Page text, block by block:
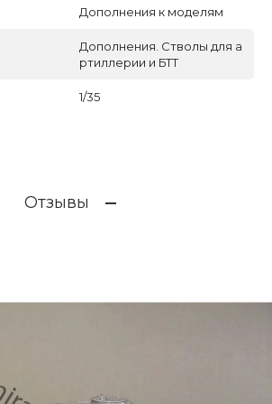
Дополнения к моделям
Дополнения. Стволы для а
ртиллерии и БТТ
1/35
Отзывы